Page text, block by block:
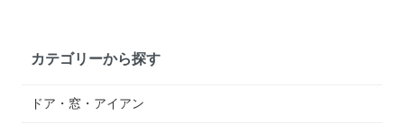
カテゴリーから探す
ドア・窓・アイアン